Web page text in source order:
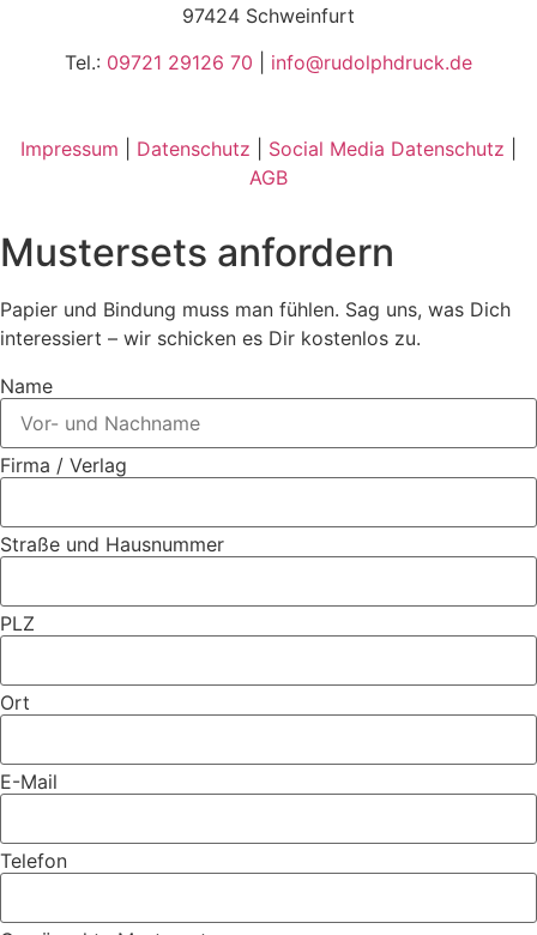
97424 Schweinfurt
Tel.: 09721 29126 70 info@rudolphdruck.de
Impressum Datenschutz Social Media Datenschutz
AGB
Mustersets anfordern
Papier und Bindung muss man fühlen. Sag uns, was Dich
interessiert – wir schicken es Dir kostenlos zu.
Name
Firma / Verlag
Straße und Hausnummer
PLZ
Ort
E-Mail
Telefon